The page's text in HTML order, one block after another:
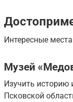
Интересные
Музей
Изучить историю
Псковской